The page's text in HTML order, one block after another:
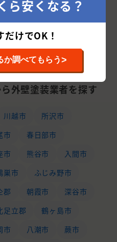
表示する
外壁塗装業者を探す
川越市
所沢市
市
春日部市
市 熊谷市
入間市
巣市
ふじみ野市
郡 朝霞市
深谷市
足立郡
鶴ヶ島市
市 八潮市
蕨市
ら安くなる？
だけでOK！
か調べてもらう>